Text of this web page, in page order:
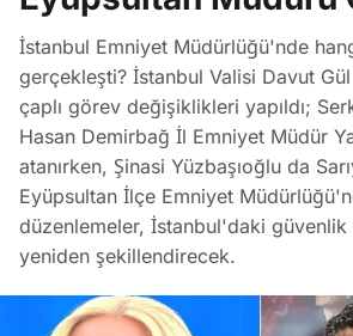
İstanbul Emniyet Müdürlüğü'nde
gerçekleşti? İstanbul Valisi Davut
çaplı görev değişiklikleri yapıldı;
Hasan Demirbağ İl Emniyet Müdür
atanırken, Şinasi Yüzbaşıoğlu da
Eyüpsultan İlçe Emniyet
düzenlemeler, İstanbul'daki güvenlik
yeniden şekillendirecek.